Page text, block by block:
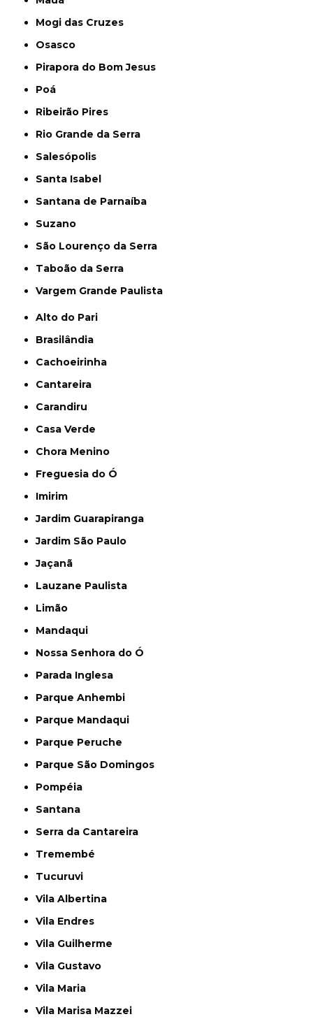
Mogi das Cruzes
Osasco
Pirapora do Bom Jesus
Poá
Ribeirão Pires
Rio Grande da Serra
Salesópolis
Santa Isabel
Santana de Parnaíba
Suzano
São Lourenço da Serra
Taboão da Serra
Vargem Grande Paulista
Alto do Pari
Brasilândia
Cachoeirinha
Cantareira
Carandiru
Casa Verde
Chora Menino
Freguesia do Ó
Imirim
Jardim Guarapiranga
Jardim São Paulo
Jaçanã
Lauzane Paulista
Limão
Mandaqui
Nossa Senhora do Ó
Parada Inglesa
Parque Anhembi
Parque Mandaqui
Parque Peruche
Parque São Domingos
Pompéia
Santana
Serra da Cantareira
Tremembé
Tucuruvi
Vila Albertina
Vila Endres
Vila Guilherme
Vila Gustavo
Vila Maria
Vila Marisa Mazzei